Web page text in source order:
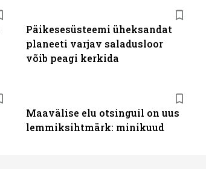
Päikesesüsteemi üheksandat
planeeti varjav saladusloor
võib peagi kerkida
Maavälise elu otsinguil on uus
lemmiksihtmärk: minikuud